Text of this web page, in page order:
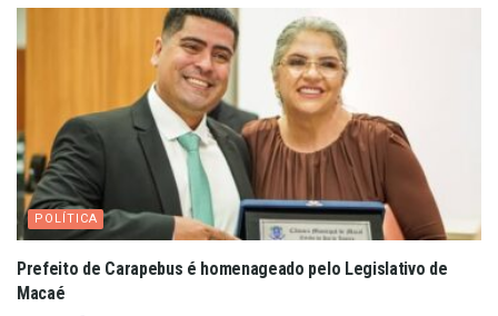
POLÍTICA
Prefeito de Carapebus é homenageado pelo Legislativo de
Macaé